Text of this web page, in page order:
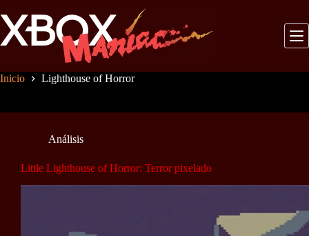
al
contenido
Inicio Lighthouse of Horror
Análisis
Little Lighthouse of Horror: Terror pixelado